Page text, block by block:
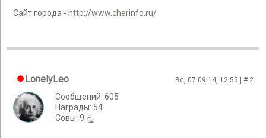
Сайт города - http://www.cherinfo.ru/
LonelyLeo Вс, 07.09.14, 12:55 | # 2
Сообщений: 605
Награды: 54
Cовы: 9